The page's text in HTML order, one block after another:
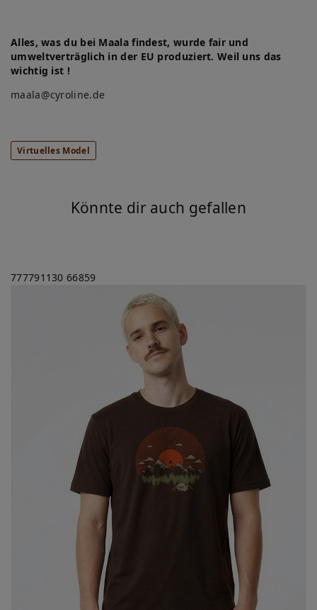
Alles, was du bei Maala findest, wurde fair und
umweltverträglich in der EU produziert. Weil uns das
wichtig ist !
maala@cyroline.de
Virtuelles Model
Könnte dir auch gefallen
777791130 66859